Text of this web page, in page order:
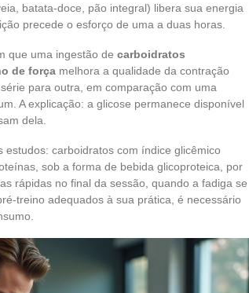
batata-doce, pão integral) libera sua energia
precede o esforço de uma a duas horas.
que uma ingestão de carboidratos
de força melhora a qualidade da contração
para outra, em comparação com uma
A explicação: a glicose permanece disponível
dela.
carboidratos com índice glicêmico
sob a forma de bebida glicoproteica, por
rápidas no final da sessão, quando a fadiga se
treino adequados à sua prática, é necessário